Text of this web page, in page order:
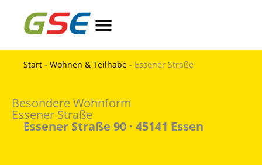
springen
Inhalt
springen
Start -Wohnen & Teilhabe - Essener Straße
Besondere Wohnform
Essener Straße
Essener Straße 90 · 45141 Essen